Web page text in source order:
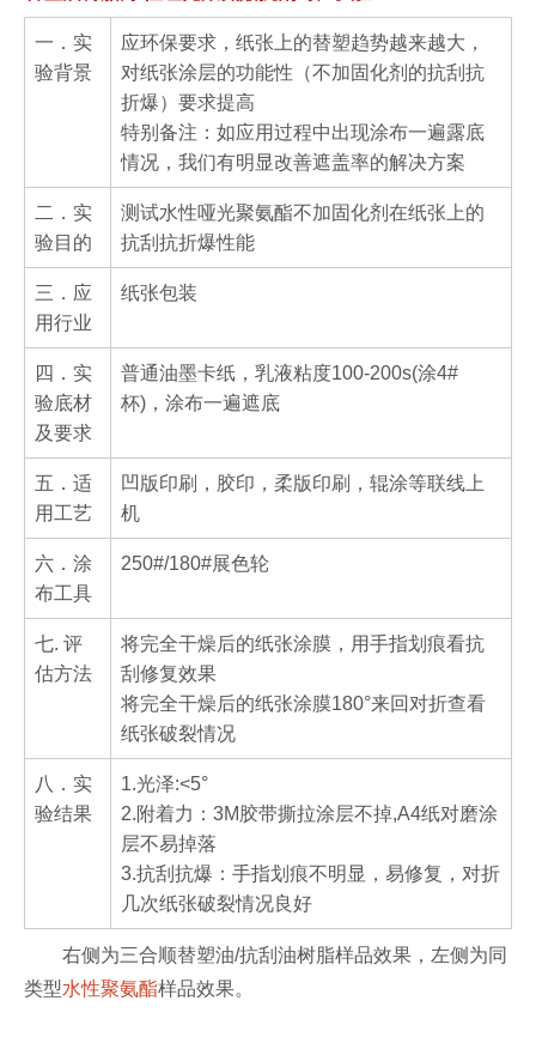
一．实
验背景
应环保要求，纸张上的替塑趋势越来越大，
对纸张涂层的功能性（不加固化剂的抗刮抗
折爆）要求提高
特别备注：如应用过程中出现涂布一遍露底
情况，我们有明显改善遮盖率的解决方案
二．实
验目的
测试水性哑光聚氨酯不加固化剂在纸张上的
抗刮抗折爆性能
三．应
用行业
纸张包装
四．实
验底材
及要求
普通油墨卡纸，乳液粘度100-200s(涂4#
杯)，涂布一遍遮底
五．适
用工艺
凹版印刷，胶印，柔版印刷，辊涂等联线上
机
六．涂
布工具
250#/180#展色轮
七. 评
估方法
将完全干燥后的纸张涂膜，用手指划痕看抗
刮修复效果
将完全干燥后的纸张涂膜180°来回对折查看
纸张破裂情况
八．实
验结果
1.光泽:<5°
2.附着力：3M胶带撕拉涂层不掉,A4纸对磨涂
层不易掉落
3.抗刮抗爆：手指划痕不明显，易修复，对折
几次纸张破裂情况良好
右侧为三合顺替塑油/抗刮油树脂样品效果，左侧为同
类型水性聚氨酯样品效果。